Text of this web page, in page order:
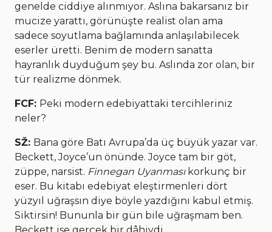
genelde ciddiye alınmıyor. Aslına bakarsanız bir
mucize yarattı, görünüşte realist olan ama
sadece soyutlama bağlamında anlaşılabilecek
eserler üretti. Benim de modern sanatta
hayranlık duyduğum şey bu. Aslında zor olan, bir
tür realizme dönmek.
FCF: Peki modern edebiyattaki tercihleriniz
neler?
SŽ: Bana göre Batı Avrupa’da üç büyük yazar var.
Beckett, Joyce’un önünde. Joyce tam bir göt,
züppe, narsist. Finnegan Uyanması korkunç bir
eser. Bu kitabı edebiyat eleştirmenleri dört
yüzyıl uğraşsın diye böyle yazdığını kabul etmiş.
Siktirsin! Bununla bir gün bile uğraşmam ben.